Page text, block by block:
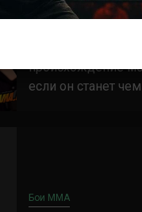
3 года тому назад
происхождение
если он станет
Бои ММА